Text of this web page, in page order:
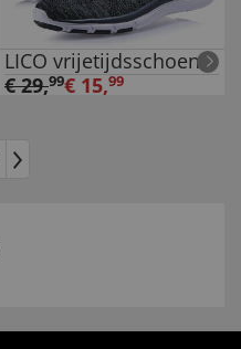
LICO vrijetijdsschoen
€29,99€ 15,99